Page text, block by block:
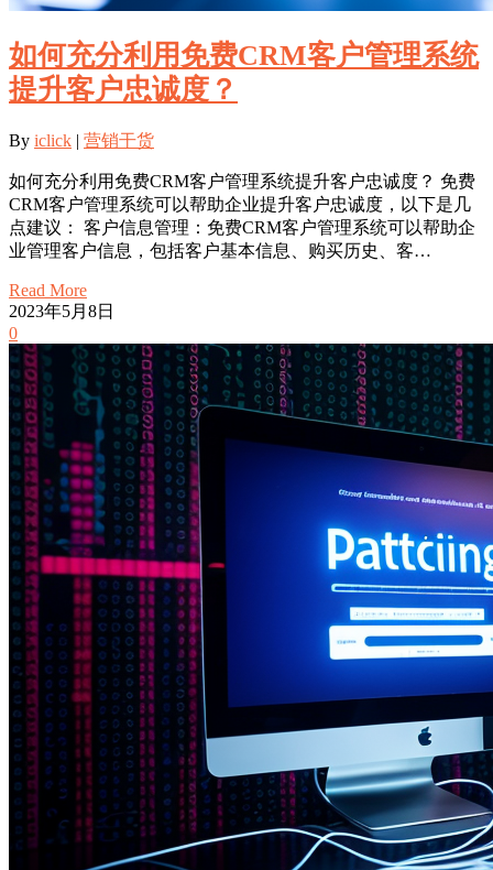
如何充分利用免费CRM客户管理系统
提升客户忠诚度？
By iclick | 营销干货
如何充分利用免费CRM客户管理系统提升客户忠诚度？ 免费
CRM客户管理系统可以帮助企业提升客户忠诚度，以下是几
点建议： 客户信息管理：免费CRM客户管理系统可以帮助企
业管理客户信息，包括客户基本信息、购买历史、客…
Read More
2023年5月8日
0